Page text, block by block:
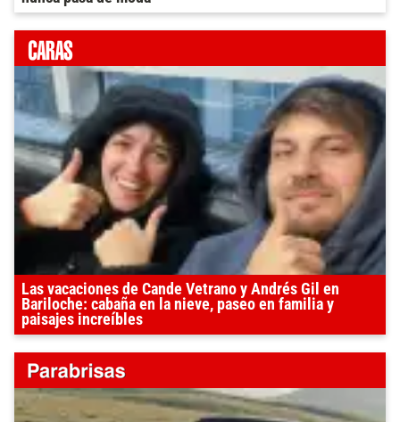
Las vacaciones de Cande Vetrano y Andrés Gil en
Bariloche: cabaña en la nieve, paseo en familia y
paisajes increíbles